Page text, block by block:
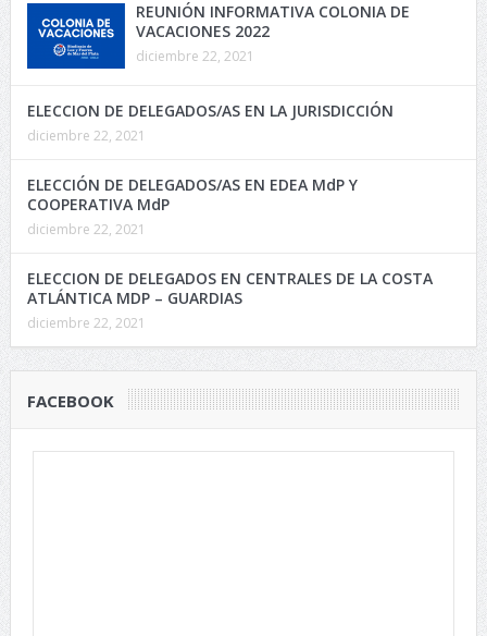
REUNIÓN INFORMATIVA COLONIA DE
VACACIONES 2022
diciembre 22, 2021
ELECCION DE DELEGADOS/AS EN LA JURISDICCIÓN
diciembre 22, 2021
ELECCIÓN DE DELEGADOS/AS EN EDEA MdP Y
COOPERATIVA MdP
diciembre 22, 2021
ELECCION DE DELEGADOS EN CENTRALES DE LA COSTA
ATLÁNTICA MDP – GUARDIAS
diciembre 22, 2021
FACEBOOK